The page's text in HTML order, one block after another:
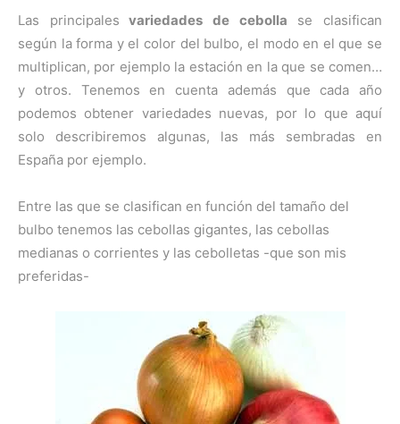
Las principales variedades de cebolla se clasifican
según la forma y el color del bulbo, el modo en el que se
multiplican, por ejemplo la estación en la que se comen…
y otros. Tenemos en cuenta además que cada año
podemos obtener variedades nuevas, por lo que aquí
solo describiremos algunas, las más sembradas en
España por ejemplo.
Entre las que se clasifican en función del tamaño del
bulbo tenemos las cebollas gigantes, las cebollas
medianas o corrientes y las cebolletas -que son mis
preferidas-